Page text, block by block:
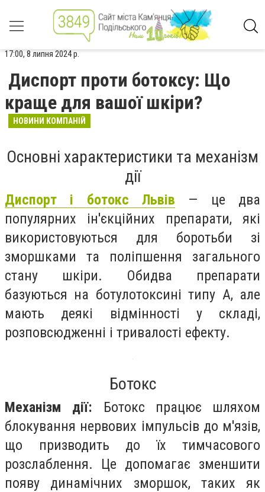
17:00, 8 липня 2024 р.
Диспорт проти ботоксу: Що
краще для вашої шкіри?
НОВИНИ КОМПАНІЙ
Основні характеристики та механізм
дії
Диспорт і ботокс Львів — це два
популярних ін'єкційних препарати, які
використовуються для боротьби зі
зморшками та поліпшення загального
стану шкіри. Обидва препарати
базуються на ботулотоксині типу А, але
мають деякі відмінності у складі,
розповсюдженні і тривалості ефекту.
Ботокс
Механізм дії: Ботокс працює шляхом
блокування нервових імпульсів до м'язів,
що призводить до їх тимчасового
розслаблення. Це допомагає зменшити
появу динамічних зморшок, таких як